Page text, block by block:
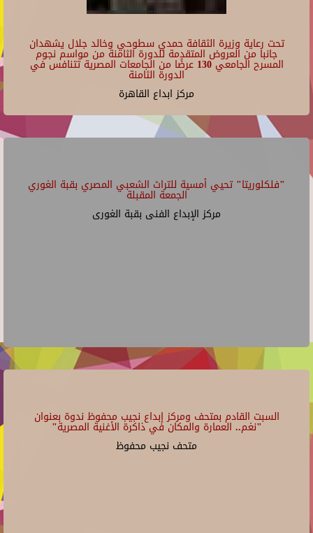
تحت رعاية وزيرة الثقافة حمدي سطوحي وخالد جلال يشهدان
جانبا من العروض المتقدمة للدورة الثامنة من مواسم نجوم
المسرح الجامعي 130 عرضًا من الجامعات المصرية تتنافس في
الدورة الثامنة
مركز ابداع القاهرة
"فلكلوريتا" تحيي أمسية للتراث الشعبي المصري بقبة الغوري
الجمعة المقبلة
مركز الإبداع الفنى بقبة الغورى
السبت القادم بمتحف ومركز إبداع نجيب محفوظ ندوة بعنوان
"نغم.. العمارة والمكان في ذاكرة الأغنية المصرية"
متحف نجيب محفوظ